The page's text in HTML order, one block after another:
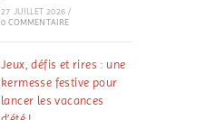
27 JUILLET 2026 /
0 COMMENTAIRE
Jeux, défis et rires : une
kermesse festive pour
lancer les vacances